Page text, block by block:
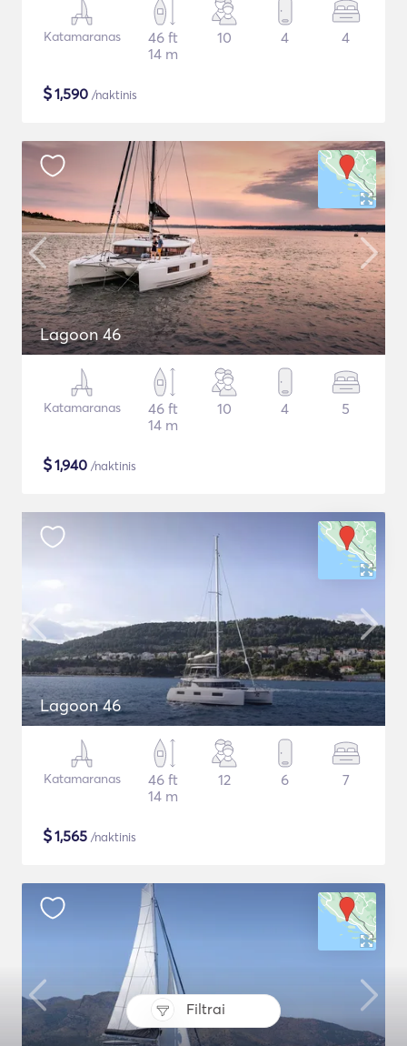
Filtrai
Katamaranas
46 ft
14 m
10 4 4
$1,590 /naktinis
Lagoon 46
Katamaranas
46 ft
14 m
10 4 5
$1,940 /naktinis
Lagoon 46
Katamaranas
46 ft
14 m
12 6 7
$1,565 /naktinis